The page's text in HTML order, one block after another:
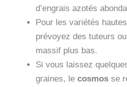
d’engrais azotés
Pour les variétés
prévoyez des tuteurs
massif plus bas.
Si vous laissez
graines, le cosmos se